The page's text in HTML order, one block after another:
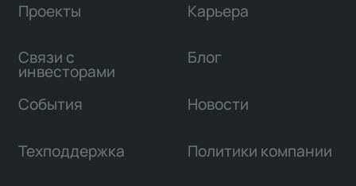
Проекты
Связи с
инвесторами
Карьера
Блог
События Новости
Техподдержка Политики компании